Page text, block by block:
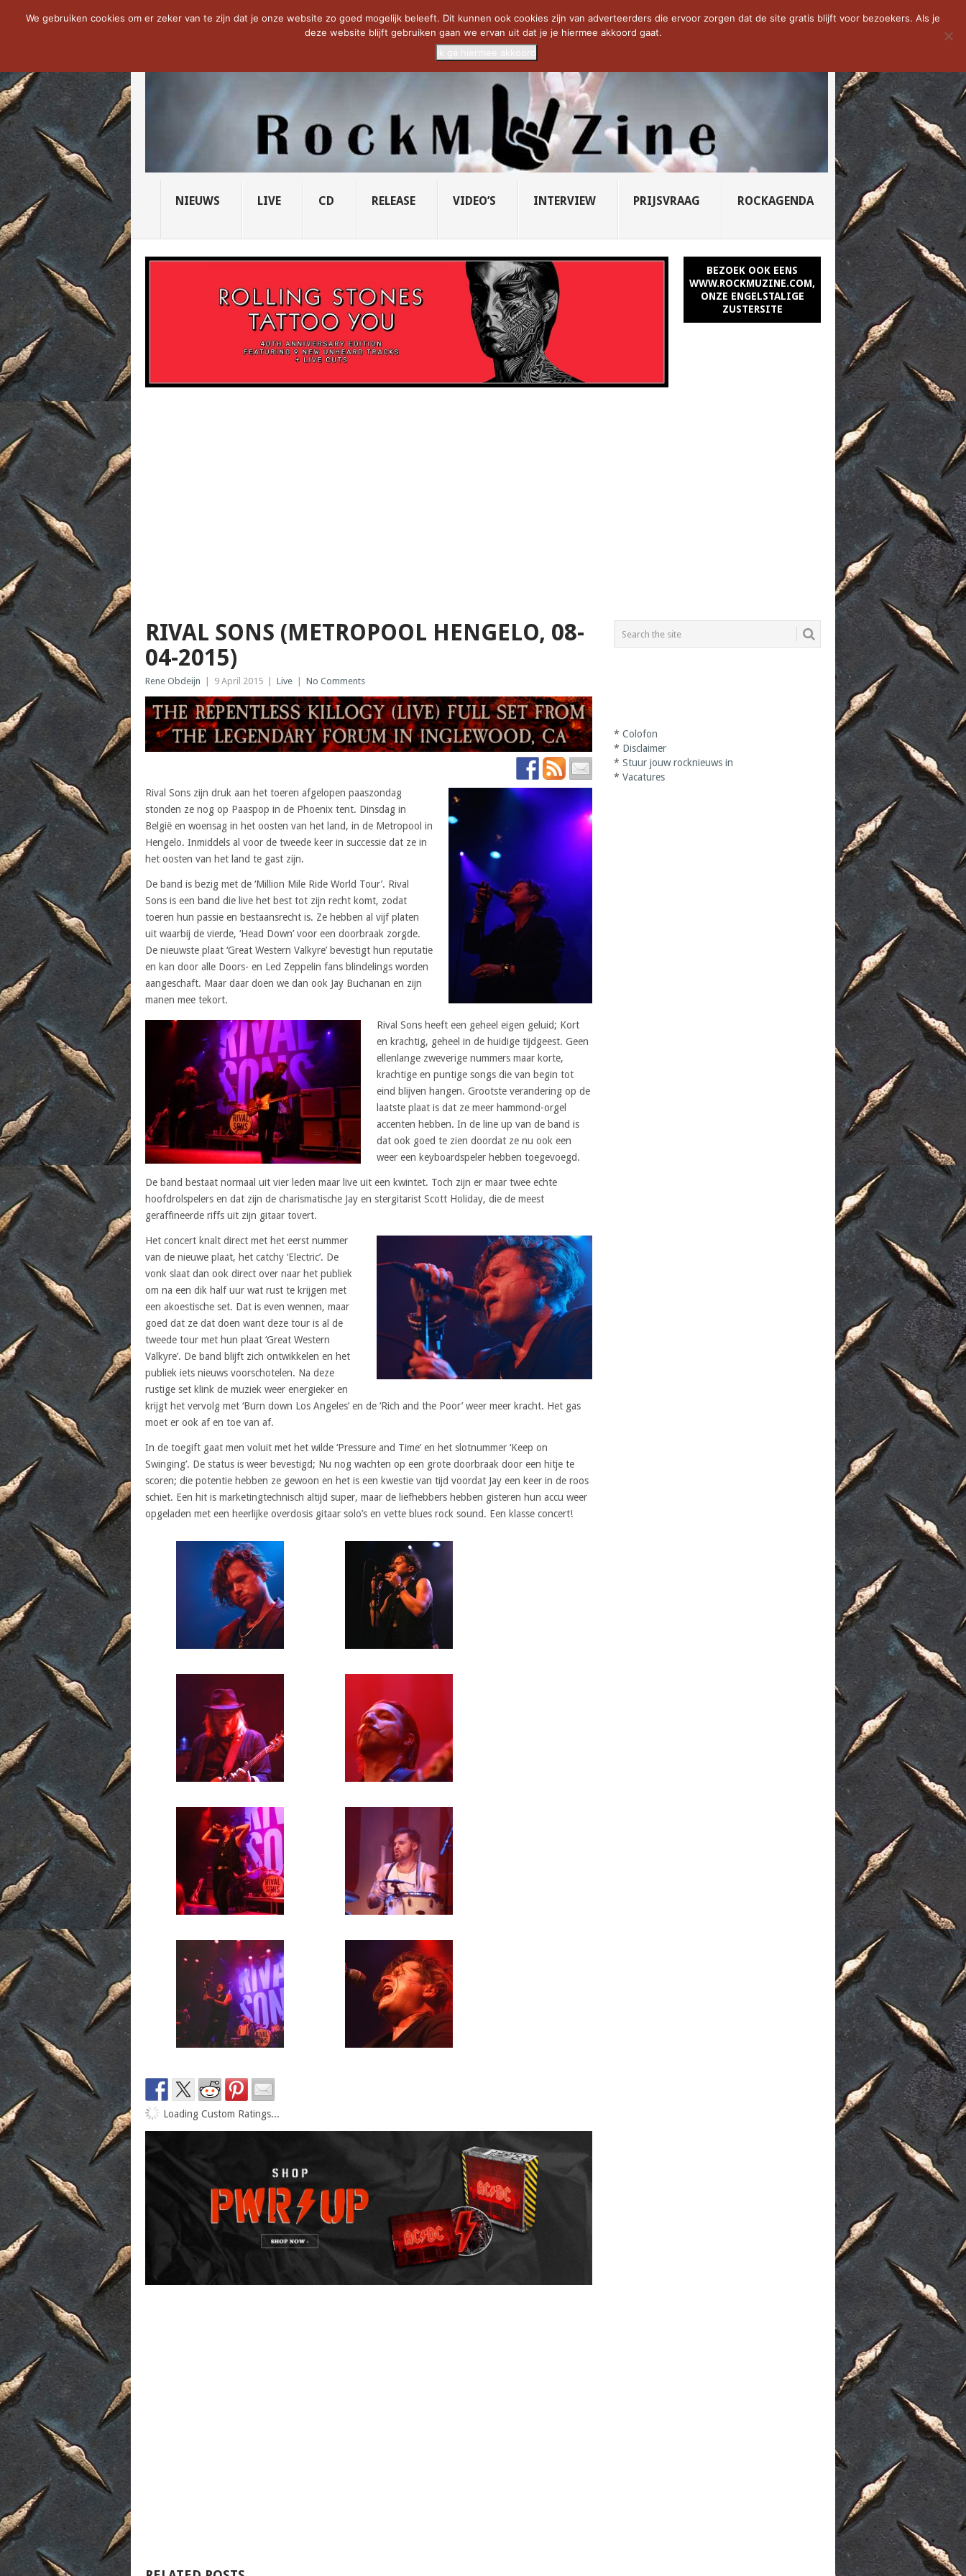
NOW TRENDING: THE VICIOUS HEAD SOCIETY... PRIDE OF LIONS – U... SAVATAGE KOMT TERUG IN 0... CD VAN DE WEEK: SLEEPING...
NIEUWS LIVE CD RELEASE VIDEO’S INTERVIEW PRIJSVRAAG ROCKAGENDA
BEZOEK OOK EENS
WWW.ROCKMUZINE.COM,
ONZE ENGELSTALIGE
ZUSTERSITE
RIVAL SONS (METROPOOL HENGELO, 08-
04-2015)
Rene Obdeijn 9 April 2015 Live No Comments
Rival Sons zijn druk aan het toeren afgelopen paaszondag
stonden ze nog op Paaspop in de Phoenix tent. Dinsdag in
België en woensag in het oosten van het land, in de Metropool in
Hengelo. Inmiddels al voor de tweede keer in successie dat ze in
het oosten van het land te gast zijn.
De band is bezig met de ‘Million Mile Ride World Tour’. Rival
Sons is een band die live het best tot zijn recht komt, zodat
toeren hun passie en bestaansrecht is. Ze hebben al vijf platen
uit waarbij de vierde, ‘Head Down’ voor een doorbraak zorgde.
De nieuwste plaat ‘Great Western Valkyre’ bevestigt hun reputatie
en kan door alle Doors- en Led Zeppelin fans blindelings worden
aangeschaft. Maar daar doen we dan ook Jay Buchanan en zijn
manen mee tekort.
Rival Sons heeft een geheel eigen geluid; Kort
en krachtig, geheel in de huidige tijdgeest. Geen
ellenlange zweverige nummers maar korte,
krachtige en puntige songs die van begin tot
eind blijven hangen. Grootste verandering op de
laatste plaat is dat ze meer hammond-orgel
accenten hebben. In de line up van de band is
dat ook goed te zien doordat ze nu ook een
weer een keyboardspeler hebben toegevoegd.
De band bestaat normaal uit vier leden maar live uit een kwintet. Toch zijn er maar twee echte
hoofdrolspelers en dat zijn de charismatische Jay en stergitarist Scott Holiday, die de meest
geraffineerde riffs uit zijn gitaar tovert.
Het concert knalt direct met het eerst nummer
van de nieuwe plaat, het catchy ‘Electric’. De
vonk slaat dan ook direct over naar het publiek
om na een dik half uur wat rust te krijgen met
een akoestische set. Dat is even wennen, maar
goed dat ze dat doen want deze tour is al de
tweede tour met hun plaat ‘Great Western
Valkyre’. De band blijft zich ontwikkelen en het
publiek iets nieuws voorschotelen. Na deze
rustige set klink de muziek weer energieker en
krijgt het vervolg met ‘Burn down Los Angeles’ en de ‘Rich and the Poor’ weer meer kracht. Het gas
moet er ook af en toe van af.
In de toegift gaat men voluit met het wilde ‘Pressure and Time’ en het slotnummer ‘Keep on
Swinging’. De status is weer bevestigd; Nu nog wachten op een grote doorbraak door een hitje te
scoren; die potentie hebben ze gewoon en het is een kwestie van tijd voordat Jay een keer in de roos
schiet. Een hit is marketingtechnisch altijd super, maar de liefhebbers hebben gisteren hun accu weer
opgeladen met een heerlijke overdosis gitaar solo’s en vette blues rock sound. Een klasse concert!
Loading Custom Ratings...
*Colofon
* Disclaimer
*Stuur jouw rocknieuws in
*Vacatures
We gebruiken cookies om er zeker van te zijn dat je onze website zo goed mogelijk beleeft. Dit kunnen ook cookies zijn van adverteerders die ervoor zorgen dat de site gratis blijft voor bezoekers. Als je
deze website blijft gebruiken gaan we ervan uit dat je je hiermee akkoord gaat.
Ik ga hiermee akkoord